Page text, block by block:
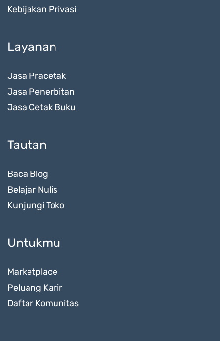
Kebijakan Privasi
Layanan
Jasa Pracetak
Jasa Penerbitan
Jasa Cetak Buku
Tautan
Baca Blog
Belajar Nulis
Kunjungi Toko
Untukmu
Marketplace
Peluang Karir
Daftar Komunitas